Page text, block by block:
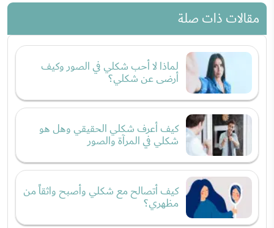
مقالات ذات صلة
لماذا لا أحب شكلي في الصور وكيف
أرضى عن شكلي؟
كيف أعرف شكلي الحقيقي وهل هو
شكلي في المرآة والصور
كيف أتصالح مع شكلي وأصبح واثقاً من
مظهري؟